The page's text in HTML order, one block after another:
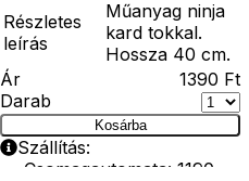
Részletes
leírás
Műanyag ninja
kard tokkal.
Hossza 40 cm.
Ár
1390 Ft
Darab
Kosárba
Szállítás:
- Csomagautomata: 1190